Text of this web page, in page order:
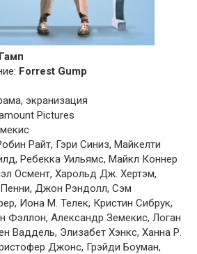
Forrest Gump
экранизация
Pictures
Райт, Гэри Синиз, Майкелти
Ребекка Уильямс, Майкл Коннер
Осмент, Харольд Дж. Хертэм,
Джон Рэндолл, Сэм
Иона М. Телек, Кристин Сибрук,
Фэллон, Александр Земекис, Логан
Ваддель, Элизабет Хэнкс, Ханна Р.
Джонс, Грэйди Боуман,